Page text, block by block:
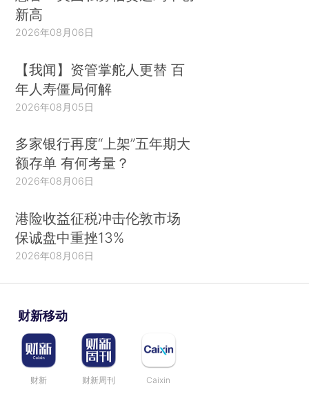
新高
2026年08月06日
【我闻】资管掌舵人更替 百
年人寿僵局何解
2026年08月05日
多家银行再度“上架”五年期大
额存单 有何考量？
2026年08月06日
港险收益征税冲击伦敦市场
保诚盘中重挫13%
2026年08月06日
财新移动
财新 财新周刊 Caixin